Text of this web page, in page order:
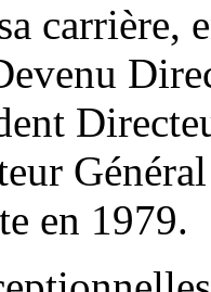
carrière,
en 1979.